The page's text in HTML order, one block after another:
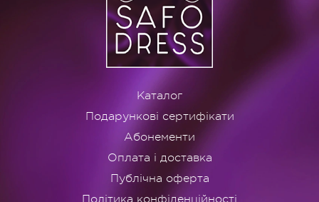
Каталог
Подарункові сертифікати
Абонементи
Оплата і доставка
Публічна оферта
Політика конфіденційності